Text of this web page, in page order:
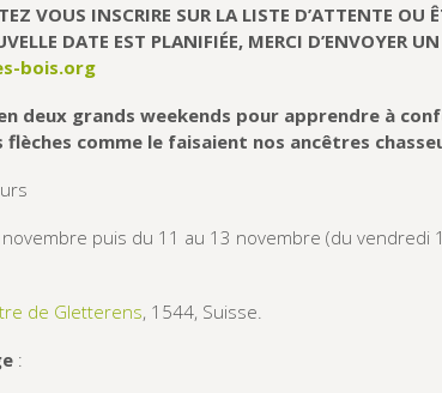
VOUS INSCRIRE SUR LA LISTE D’ATTENTE OU
DATE EST PLANIFIÉE, MERCI D’ENVOYER
bois.org
deux grands weekends pour apprendre à
flèches comme le faisaient nos ancêtres
puis du 11 au 13 novembre (du vendredi
de Gletterens, 1544, Suisse.
: